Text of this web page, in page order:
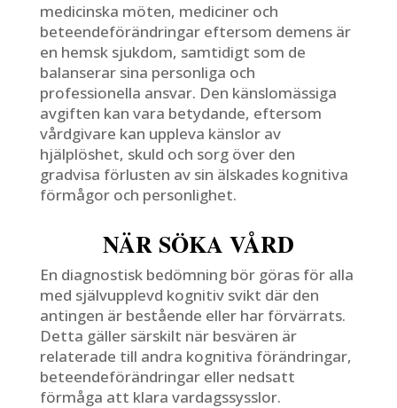
medicinska möten, mediciner och
beteendeförändringar eftersom demens är
en hemsk sjukdom, samtidigt som de
balanserar sina personliga och
professionella ansvar. Den känslomässiga
avgiften kan vara betydande, eftersom
vårdgivare kan uppleva känslor av
hjälplöshet, skuld och sorg över den
gradvisa förlusten av sin älskades kognitiva
förmågor och personlighet.
NÄR SÖKA VÅRD
En diagnostisk bedömning bör göras för alla
med självupplevd kognitiv svikt där den
antingen är bestående eller har förvärrats.
Detta gäller särskilt när besvären är
relaterade till andra kognitiva förändringar,
beteendeförändringar eller nedsatt
förmåga att klara vardagssysslor.